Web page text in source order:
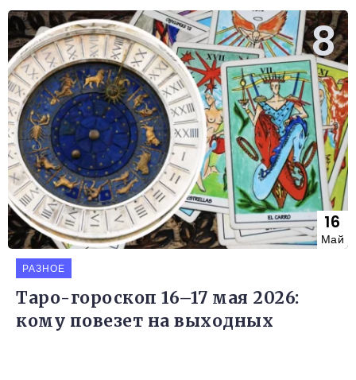
16
Май
РАЗНОЕ
Таро-гороскоп 16–17 мая 2026:
кому повезет на выходных